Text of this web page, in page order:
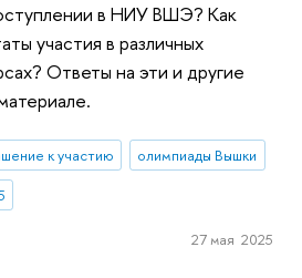
в НИУ ВШЭ? Как
участия в различных
Ответы на эти и другие
к участию
олимпиады Вышки
27 мая 2025